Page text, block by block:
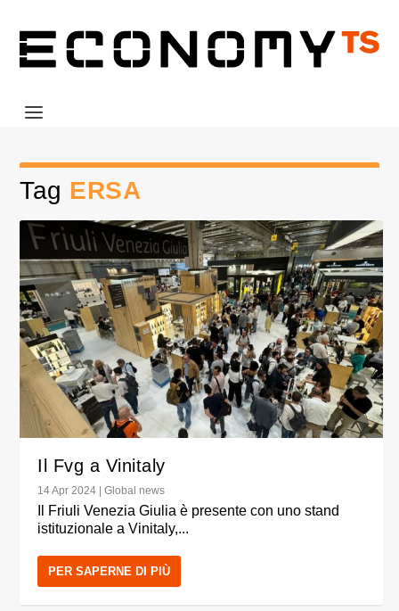
Tag ERSA
Il Fvg a Vinitaly
14 Apr 2024 |Global news
Il Friuli Venezia Giulia è presente con uno stand
istituzionale a Vinitaly,...
PER SAPERNE DI PIÙ